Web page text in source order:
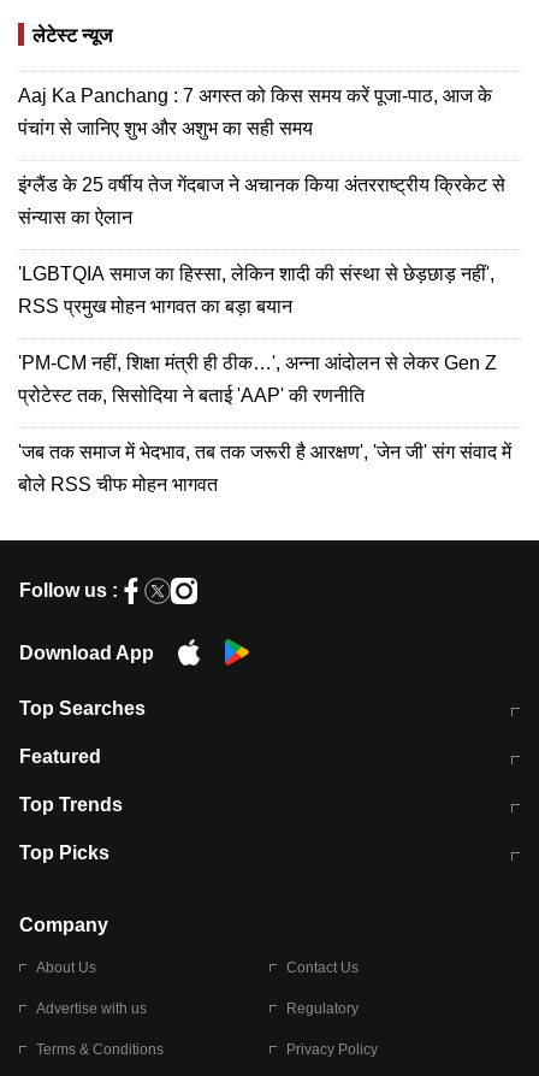
लेटेस्ट न्यूज
Aaj Ka Panchang : 7 अगस्त को किस समय करें पूजा-पाठ, आज के
पंचांग से जानिए शुभ और अशुभ का सही समय
इंग्लैंड के 25 वर्षीय तेज गेंदबाज ने अचानक किया अंतरराष्ट्रीय क्रिकेट से
संन्यास का ऐलान
'LGBTQIA समाज का हिस्सा, लेकिन शादी की संस्था से छेड़छाड़ नहीं',
RSS प्रमुख मोहन भागवत का बड़ा बयान
'PM-CM नहीं, शिक्षा मंत्री ही ठीक…', अन्ना आंदोलन से लेकर Gen Z
प्रोटेस्ट तक, सिसोदिया ने बताई 'AAP' की रणनीति
'जब तक समाज में भेदभाव, तब तक जरूरी है आरक्षण', 'जेन जी' संग संवाद में
बोले RSS चीफ मोहन भागवत
Follow us :
Download App
Top Searches
मुंबई में लगे 'जेन जी' के पोस्टर, लिखा- 'मैं
Featured
10 अगस्त को विधानसभा का घेराव करेंगे
Top Trends
RBI का नया नियम: अब बैंकों को अपनी सभी
Top Picks
बारिश की चेतावनी
Company
About Us Contact Us
Advertise with us Regulatory
Terms & Conditions Privacy Policy